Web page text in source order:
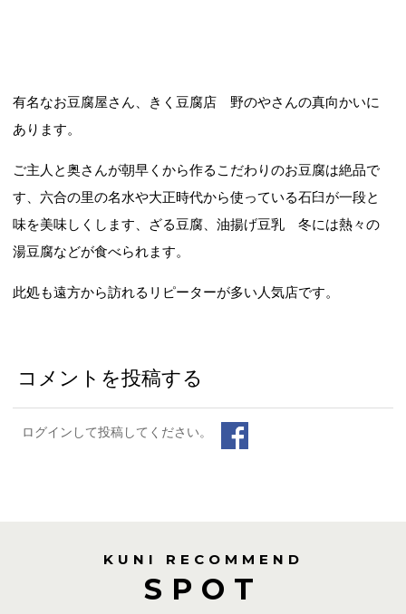
有名なお豆腐屋さん、きく豆腐店 野のやさんの真向かいに
あります。
ご主人と奥さんが朝早くから作るこだわりのお豆腐は絶品で
す、六合の里の名水や大正時代から使っている石臼が一段と
味を美味しくします、ざる豆腐、油揚げ豆乳 冬には熱々の
湯豆腐などが食べられます。
此処も遠方から訪れるリピーターが多い人気店です。
コメントを投稿する
ログインして投稿してください。
KUNI RECOMMEND
SPOT